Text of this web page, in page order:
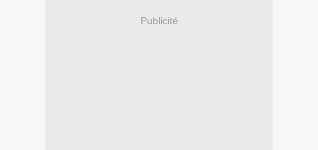
Publicité